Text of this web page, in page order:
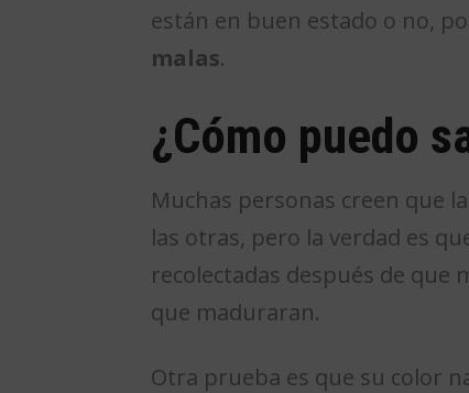
están en buen estado o no,
malas.
¿Cómo puedo
Muchas personas creen que
las otras, pero la verdad es
recolectadas después de que
que maduraran.
Otra prueba es que su color